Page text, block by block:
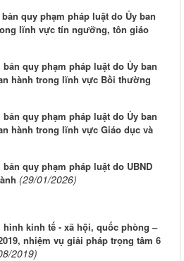
quy phạm pháp luật do Ủy ban
lĩnh vực tín ngưỡng, tôn giáo
quy phạm pháp luật do Ủy ban
hành trong lĩnh vực Bồi thường
quy phạm pháp luật do Ủy ban
hành trong lĩnh vực Giáo dục và
quy phạm pháp luật do UBND
(29/01/2026)
kinh tế - xã hội, quốc phòng –
nhiệm vụ giải pháp trọng tâm 6
2019)